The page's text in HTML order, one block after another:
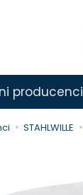
producenci
STAHLWILLE